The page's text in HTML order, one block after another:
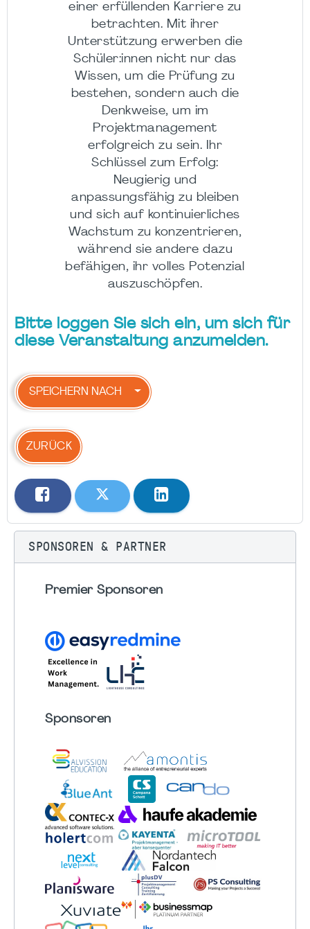
einer erfüllenden Karriere zu
betrachten. Mit ihrer
Unterstützung erwerben die
Schüler:innen nicht nur das
Wissen, um die Prüfung zu
bestehen, sondern auch die
Denkweise, um im
Projektmanagement
erfolgreich zu sein. Ihr
Schlüssel zum Erfolg:
Neugierig und
anpassungsfähig zu bleiben
und sich auf kontinuierliches
Wachstum zu konzentrieren,
während sie andere dazu
befähigen, ihr volles Potenzial
auszuschöpfen.
Bitte loggen Sie sich ein, um sich für
diese Veranstaltung anzumelden.
SPEICHERN NACH
ZURÜCK
SPONSOREN & PARTNER
Premier Sponsoren
Sponsoren